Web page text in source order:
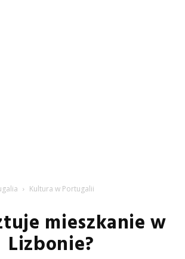
Kultura w Portugalii
mieszkanie w
Lizbonie?